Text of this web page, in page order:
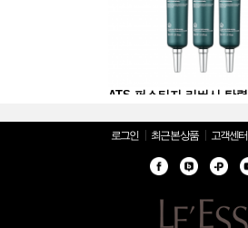
로그인 최근 본 상품 고객센터